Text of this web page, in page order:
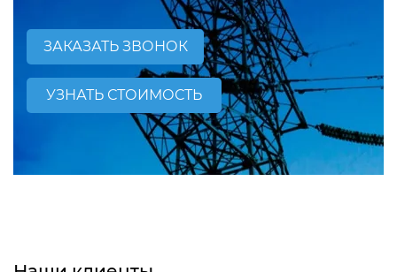
ЗАКАЗАТЬ ЗВОНОК
УЗНАТЬ СТОИМОСТЬ